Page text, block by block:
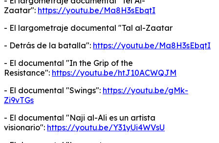
Zaatar": https://youtu.be/Ma8H3sEbqtI
- El largometraje documental "Tal al-Zaatar
- Detrás de la batalla": https://youtu.be/Ma8H3sEbqtI
- El documental "In the Grip of the
Resistance": https://youtu.be/htJ10ACWQJM
- El documental "Swings": https://youtu.be/gMk-
Zi9vTGs
- El documental "Naji al-Ali es un artista
visionario": https://youtu.be/Y31yUi4WVsU